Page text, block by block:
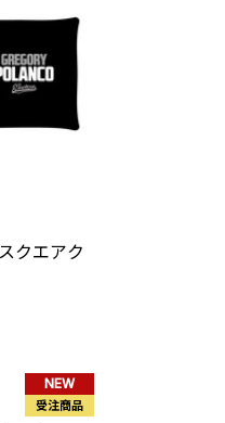
NEW
受注商品